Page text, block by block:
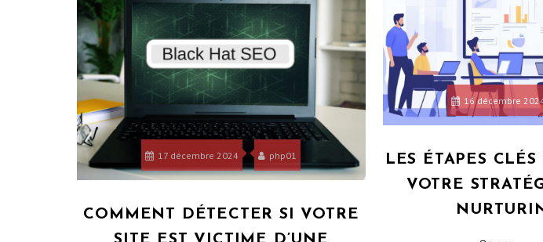
17 décembre 2024 php01
COMMENT DÉTECTER SI VOTRE
16 décembre
LES ÉTAPES CLÉS
VOTRE